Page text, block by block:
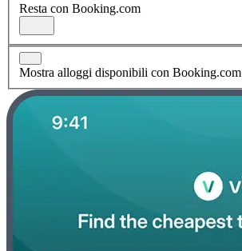
Resta con Booking.com
Mostra alloggi disponibili con Booking.com